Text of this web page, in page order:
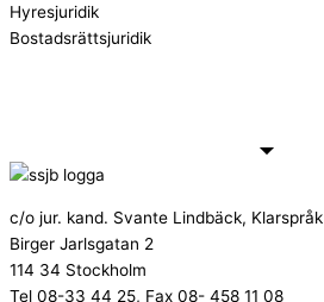
Hyresjuridik
Bostadsrättsjuridik
c/o jur. kand. Svante Lindbäck, Klarspråk
Birger Jarlsgatan 2
114 34 Stockholm
Tel 08-33 44 25, Fax 08- 458 11 08